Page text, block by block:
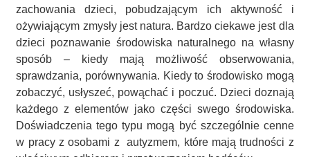
zachowania dzieci, pobudzającym ich aktywność i
ożywiającym zmysły jest natura. Bardzo ciekawe jest dla
dzieci poznawanie środowiska naturalnego na własny
sposób – kiedy mają możliwość obserwowania,
sprawdzania, porównywania. Kiedy to środowisko mogą
zobaczyć, usłyszeć, powąchać i poczuć. Dzieci doznają
każdego z elementów jako części swego środowiska.
Doświadczenia tego typu mogą być szczególnie cenne
w pracy z osobami z autyzmem, które mają trudności z